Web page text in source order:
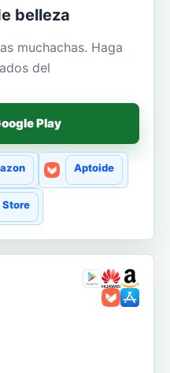
belleza
muchachas. Haga
del
Play
Aptoide
Store